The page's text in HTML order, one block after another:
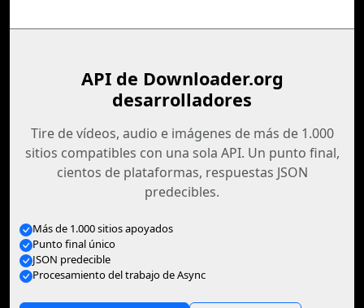
API de Downloader.org
desarrolladores
Tire de vídeos, audio e imágenes de más de 1.000
sitios compatibles con una sola API. Un punto final,
cientos de plataformas, respuestas JSON
predecibles.
Más de 1.000 sitios apoyados
Punto final único
JSON predecible
Procesamiento del trabajo de Async